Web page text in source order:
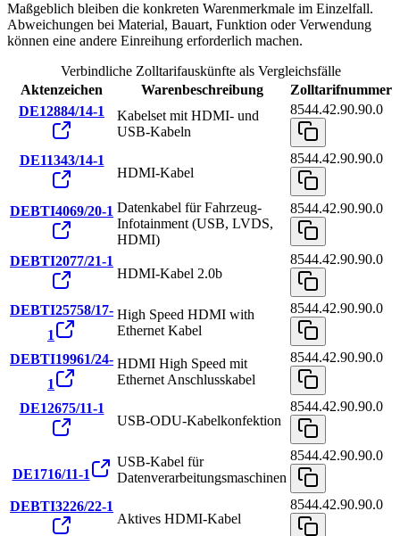
Maßgeblich bleiben die konkreten Warenmerkmale im Einzelfall.
Abweichungen bei Material, Bauart, Funktion oder Verwendung
können eine andere Einreihung erforderlich machen.
Verbindliche Zolltarifauskünfte als Vergleichsfälle
Aktenzeichen
Warenbeschreibung
Zolltarifnummer
DE12884/14-1
Kabelset mit HDMI- und
USB-Kabeln
8544.42.90.90.0
DE11343/14-1
HDMI-Kabel
8544.42.90.90.0
DEBTI4069/20-1 Datenkabel für Fahrzeug-
Infotainment (USB, LVDS,
HDMI)
8544.42.90.90.0
DEBTI2077/21-1
HDMI-Kabel 2.0b
8544.42.90.90.0
DEBTI25758/17-
1
High Speed HDMI with
Ethernet Kabel
8544.42.90.90.0
DEBTI19961/24-
1
HDMI High Speed mit
Ethernet Anschlusskabel
8544.42.90.90.0
DE12675/11-1
USB-ODU-Kabelkonfektion
8544.42.90.90.0
DE1716/11-1
USB-Kabel für
Datenverarbeitungsmaschinen
8544.42.90.90.0
DEBTI3226/22-1
Aktives HDMI-Kabel
8544.42.90.90.0